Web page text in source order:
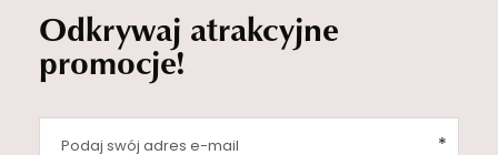
Odkrywaj atrakcyjne
promocje!
Podaj swój adres e-mail